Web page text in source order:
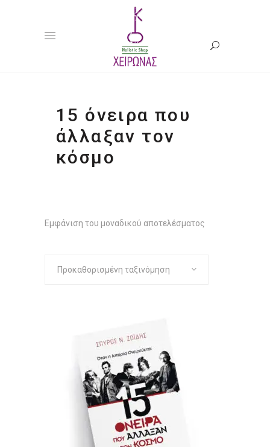
15 όνειρα που
άλλαξαν τον
κόσμο
Εμφάνιση του μοναδικού αποτελέσματος
Προκαθορισμένη ταξινόμηση